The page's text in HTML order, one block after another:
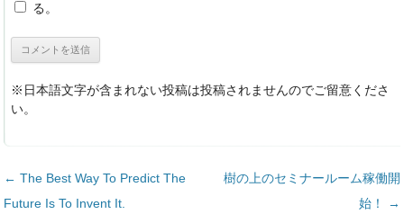
る。
※日本語文字が含まれない投稿は投稿されませんのでご留意くださ
い。
投稿ナビゲーション
← The Best Way To Predict The
Future Is To Invent It.
樹の上のセミナールーム稼働開
始！
→